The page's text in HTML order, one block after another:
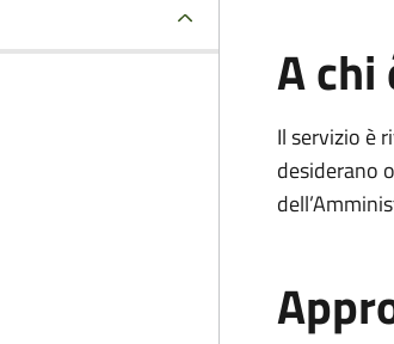
A
Il servizio è
desiderano